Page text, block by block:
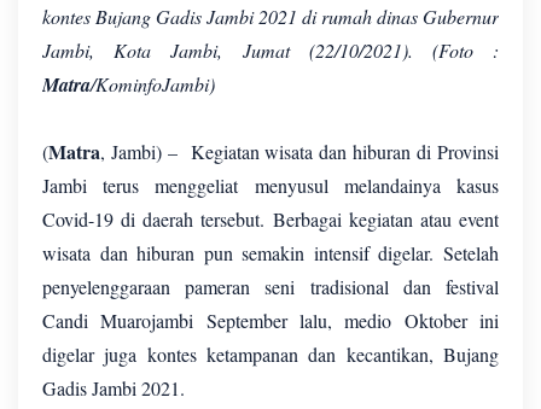
kontes Bujang Gadis Jambi 2021 di rumah dinas Gubernur
Jambi, Kota Jambi, Jumat (22/10/2021). (Foto :
Matra/KominfoJambi)
(Matra, Jambi) – Kegiatan wisata dan hiburan di Provinsi
Jambi terus menggeliat menyusul melandainya kasus
Covid-19 di daerah tersebut. Berbagai kegiatan atau event
wisata dan hiburan pun semakin intensif digelar. Setelah
penyelenggaraan pameran seni tradisional dan festival
Candi Muarojambi September lalu, medio Oktober ini
digelar juga kontes ketampanan dan kecantikan, Bujang
Gadis Jambi 2021.